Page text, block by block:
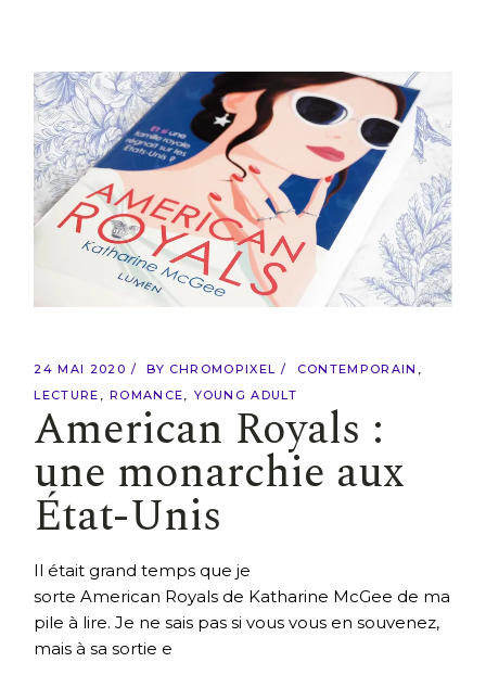
24 MAI 2020 BY CHROMOPIXEL
CONTEMPORAIN
LECTURE
ROMANCE YOUNG ADULT
American Royals :
une monarchie aux
État-Unis
Il était grand temps que je
sorte American Royals de Katharine McGee de ma
pile à lire. Je ne sais pas si vous vous en souvenez,
mais à sa sortie e